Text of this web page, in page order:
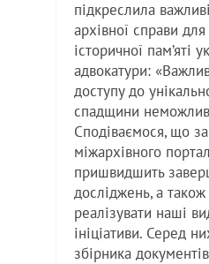
підкреслила
архівної справи
історичної пам’яті
адвокатури:
доступу до
спадщини
Сподіваємося, що
міжархівного
пришвидшить
досліджень, а
реалізувати наші
ініціативи. Серед
збірника документів